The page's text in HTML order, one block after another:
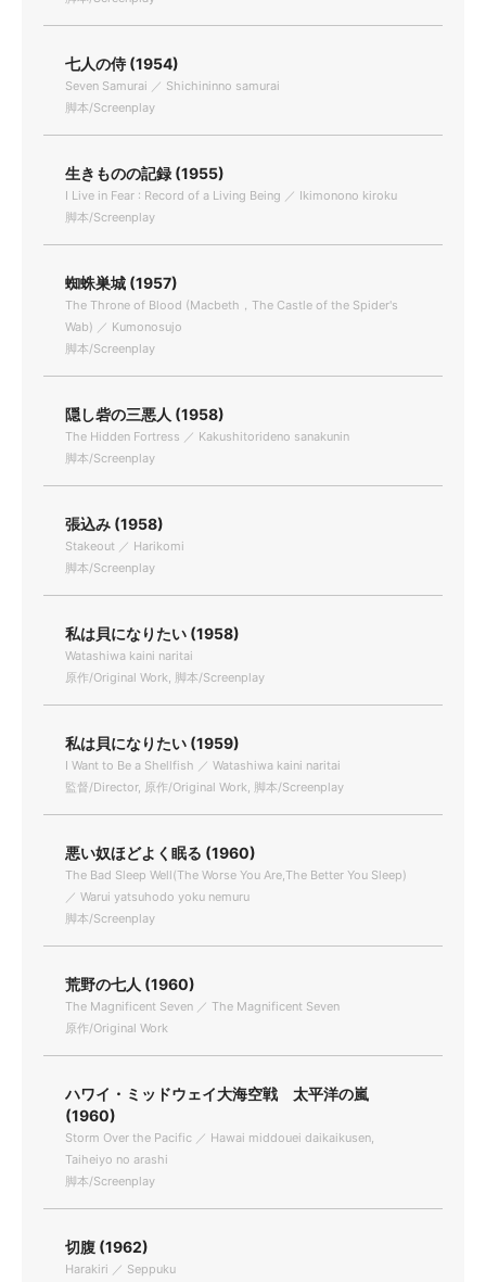
七人の侍 (1954)
Seven Samurai ／ Shichininno samurai
脚本/Screenplay
生きものの記録 (1955)
I Live in Fear : Record of a Living Being ／ Ikimonono kiroku
脚本/Screenplay
蜘蛛巣城 (1957)
The Throne of Blood (Macbeth，The Castle of the Spider's
Wab) ／ Kumonosujo
脚本/Screenplay
隠し砦の三悪人 (1958)
The Hidden Fortress ／ Kakushitorideno sanakunin
脚本/Screenplay
張込み (1958)
Stakeout ／ Harikomi
脚本/Screenplay
私は貝になりたい (1958)
Watashiwa kaini naritai
原作/Original Work, 脚本/Screenplay
私は貝になりたい (1959)
I Want to Be a Shellfish ／ Watashiwa kaini naritai
監督/Director, 原作/Original Work, 脚本/Screenplay
悪い奴ほどよく眠る (1960)
The Bad Sleep Well(The Worse You Are,The Better You Sleep)
／ Warui yatsuhodo yoku nemuru
脚本/Screenplay
荒野の七人 (1960)
The Magnificent Seven ／ The Magnificent Seven
原作/Original Work
ハワイ・ミッドウェイ大海空戦 太平洋の嵐
(1960)
Storm Over the Pacific ／ Hawai middouei daikaikusen,
Taiheiyo no arashi
脚本/Screenplay
切腹 (1962)
Harakiri ／ Seppuku